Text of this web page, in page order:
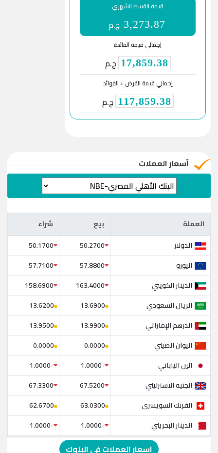
قيمة القسط الشهري
3,273.87 ج.م
إجمالي قيمة الفائدة
17,859.38 ج.م
إجمالي قيمة القرض + الفوائد
117,859.38 ج.م
آسعار العملات
العملة بيع شراء العملة بيع
شراء
الدولار
50.2700
50.1700
اليورو
57.8800
57.7100
الدينار الكويتي
163.4000
158.6900
الريال السعودي
13.6900
13.6200
الدرهم الإماراتي
13.9900
13.9500
اليوان الصيني
0.0000
0.0000
الين الياباني
-1.0000
-1.0000
الجنيه الاسترليني
67.5200
67.3300
الفرنك السويسرى
63.0300
62.6700
الدينار البحريني
-1.0000
-1.0000
الدولار الإسترالي
-1.0000
اسعار العملات في البنوك